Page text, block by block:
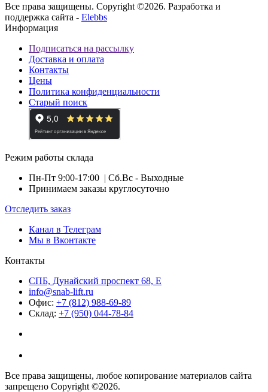
Все права защищены. Copyright ©2026. Разработка и
поддержка сайта - Elebbs
Информация
Подписаться на рассылку
Доставка и оплата
Контакты
Цены
Политика конфиденциальности
Старый поиск
Режим работы склада
Пн-Пт 9:00-17:00 | Сб.Вс - Выходные
Принимаем заказы круглосуточно
Отследить заказ
Канал в Телеграм
Мы в Вконтакте
Контакты
СПБ, Дунайский проспект 68, Е
info@snab-lift.ru
Офис: +7 (812) 988-69-89
Склад: +7 (950) 044-78-84
Все права защищены, любое копирование материалов сайта
запрещено Copyright ©2026.